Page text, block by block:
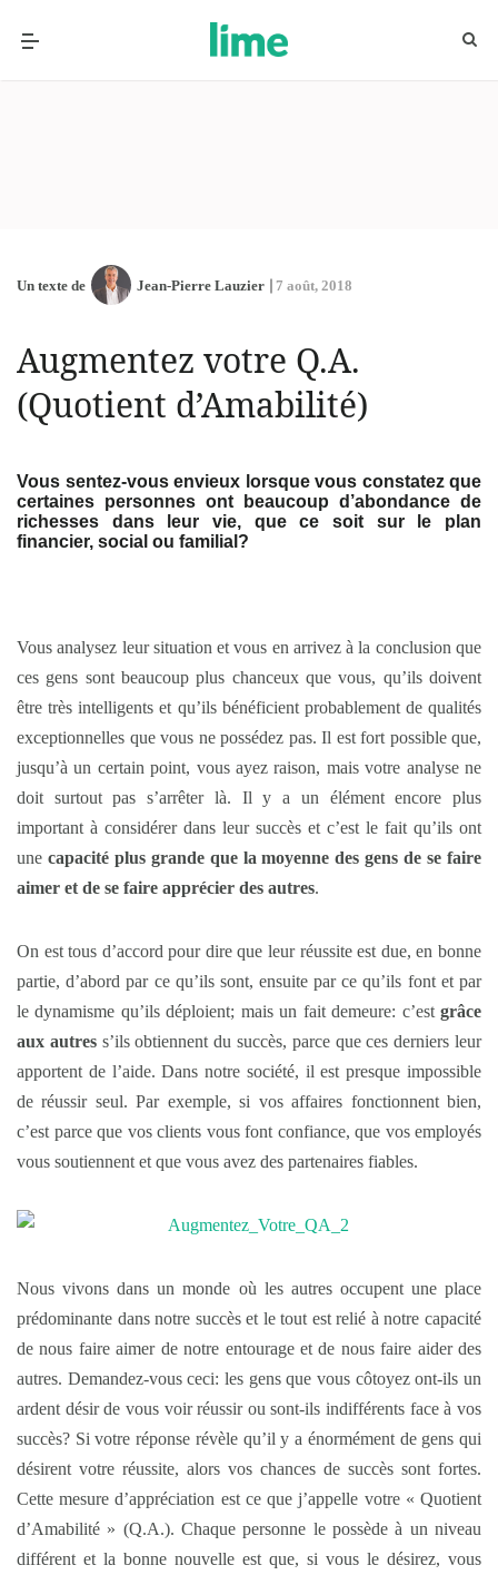
Un texte de Jean-Pierre Lauzier 7 août, 2018
Augmentez votre Q.A.
(Quotient d’Amabilité)
Vous sentez-vous envieux lorsque vous constatez que
certaines personnes ont beaucoup d’abondance de
richesses dans leur vie, que ce soit sur le plan
financier, social ou familial?
Vous analysez leur situation et vous en arrivez à la conclusion que
ces gens sont beaucoup plus chanceux que vous, qu’ils doivent
être très intelligents et qu’ils bénéficient probablement de qualités
exceptionnelles que vous ne possédez pas. Il est fort possible que,
jusqu’à un certain point, vous ayez raison, mais votre analyse ne
doit surtout pas s’arrêter là. Il y a un élément encore plus
important à considérer dans leur succès et c’est le fait qu’ils ont
une capacité plus grande que la moyenne des gens de se faire
aimer et de se faire apprécier des autres.
On est tous d’accord pour dire que leur réussite est due, en bonne
partie, d’abord par ce qu’ils sont, ensuite par ce qu’ils font et par
le dynamisme qu’ils déploient; mais un fait demeure: c’est grâce
aux autres s’ils obtiennent du succès, parce que ces derniers leur
apportent de l’aide. Dans notre société, il est presque impossible
de réussir seul. Par exemple, si vos affaires fonctionnent bien,
c’est parce que vos clients vous font confiance, que vos employés
vous soutiennent et que vous avez des partenaires fiables.
Nous vivons dans un monde où les autres occupent une place
prédominante dans notre succès et le tout est relié à notre capacité
de nous faire aimer de notre entourage et de nous faire aider des
autres. Demandez-vous ceci: les gens que vous côtoyez ont-ils un
ardent désir de vous voir réussir ou sont-ils indifférents face à vos
succès? Si votre réponse révèle qu’il y a énormément de gens qui
désirent votre réussite, alors vos chances de succès sont fortes.
Cette mesure d’appréciation est ce que j’appelle votre « Quotient
d’Amabilité » (Q.A.). Chaque personne le possède à un niveau
différent et la bonne nouvelle est que, si vous le désirez, vous